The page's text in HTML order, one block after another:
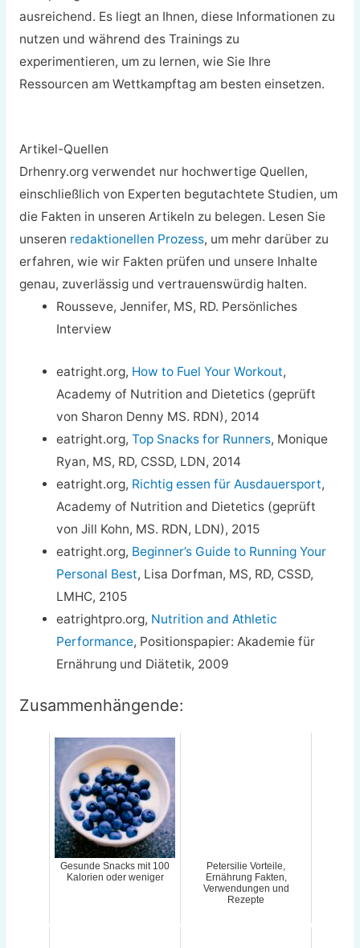
ausreichend. Es liegt an Ihnen, diese Informationen zu
nutzen und während des Trainings zu
experimentieren, um zu lernen, wie Sie Ihre
Ressourcen am Wettkampftag am besten einsetzen.
Artikel-Quellen
Drhenry.org verwendet nur hochwertige Quellen,
einschließlich von Experten begutachtete Studien, um
die Fakten in unseren Artikeln zu belegen. Lesen Sie
unseren redaktionellen Prozess, um mehr darüber zu
erfahren, wie wir Fakten prüfen und unsere Inhalte
genau, zuverlässig und vertrauenswürdig halten.
Rousseve, Jennifer, MS, RD. Persönliches
Interview
eatright.org, How to Fuel Your Workout,
Academy of Nutrition and Dietetics (geprüft
von Sharon Denny MS. RDN), 2014
eatright.org,Top Snacks for Runners, Monique
Ryan, MS, RD, CSSD, LDN, 2014
eatright.org, Richtig essen für Ausdauersport,
Academy of Nutrition and Dietetics (geprüft
von Jill Kohn, MS. RDN, LDN), 2015
eatright.org, Beginner’s Guide to Running Your
Personal Best, Lisa Dorfman, MS, RD, CSSD,
LMHC, 2105
eatrightpro.org, Nutrition and Athletic
Performance, Positionspapier: Akademie für
Ernährung und Diätetik, 2009
Zusammenhängende:
Gesunde Snacks mit 100
Kalorien oder weniger
Petersilie Vorteile,
Ernährung Fakten,
Verwendungen und
Rezepte